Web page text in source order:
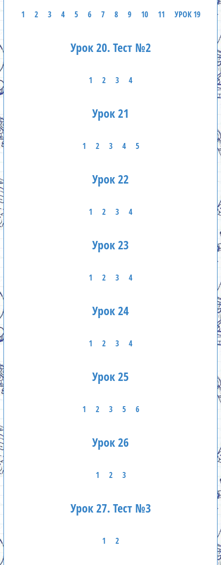
1 2 3 4 5 6 7 8 9 10 11 УРОК 19
Урок 20. Тест №2
1 2 3 4
Урок 21
1 2 3 4 5
Урок 22
1 2 3 4
Урок 23
1 2 3 4
Урок 24
1 2 3 4
Урок 25
1 2 3 5 6
Урок 26
1 2 3
Урок 27. Тест №3
1 2